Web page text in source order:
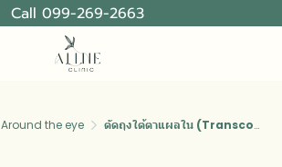
Call 099-269-2663
Around the eye ตัดถุงใต้ตาแผลใน (Transconjunctival Lower Blepharoplasty) ทางเลือกศัลยกรรมที่ช่วยให้ตาดูสดใสขึ้นแบบไม่มีรอยแผล